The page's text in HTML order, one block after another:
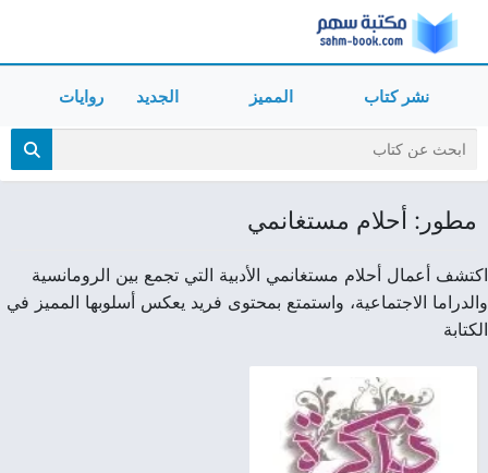
نشر كتاب المميز الجديد روايات
مطور: أحلام مستغانمي
اكتشف أعمال أحلام مستغانمي الأدبية التي تجمع بين الرومانسية
والدراما الاجتماعية، واستمتع بمحتوى فريد يعكس أسلوبها المميز في
الكتابة